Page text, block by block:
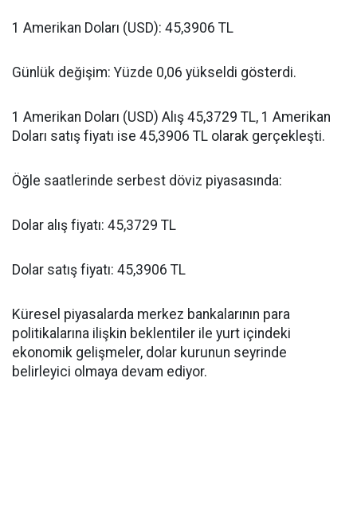
1 Amerikan Doları (USD): 45,3906 TL
Günlük değişim: Yüzde 0,06 yükseldi gösterdi.
1 Amerikan Doları (USD) Alış 45,3729 TL, 1 Amerikan
Doları satış fiyatı ise 45,3906 TL olarak gerçekleşti.
Öğle saatlerinde serbest döviz piyasasında:
Dolar alış fiyatı: 45,3729 TL
Dolar satış fiyatı: 45,3906 TL
Küresel piyasalarda merkez bankalarının para
politikalarına ilişkin beklentiler ile yurt içindeki
ekonomik gelişmeler, dolar kurunun seyrinde
belirleyici olmaya devam ediyor.